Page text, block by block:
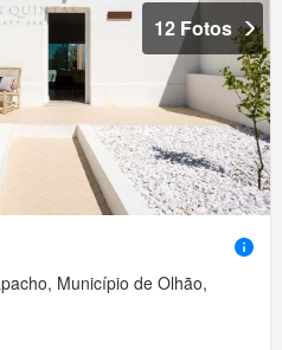
12 Fotos
Município de Olhão,